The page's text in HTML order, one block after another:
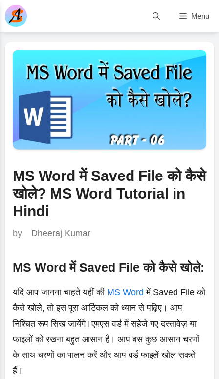
Skip
to
Menu
MS Word में Saved File को कैसे
खोले? MS Word Tutorial in
Hindi
by Dheeraj Kumar
MS Word में Saved File को कैसे खोले:
यदि आप जानना चाहते यहीं की MS Word में Saved File को
कैसे खोले, तो इस पूरा आर्टिकल को ध्यान से पढ़िए। आप
निश्चित रूप सिख जायेंगे।एमएस वर्ड में सहेजे गए दस्तावेज़ या
फाइलों को रखना बहुत आसान है। आप बस कुछ आसान चरणों
के साथ चरणों का पालन करें और आप वर्ड फाइलें खोल सकते
हैं।